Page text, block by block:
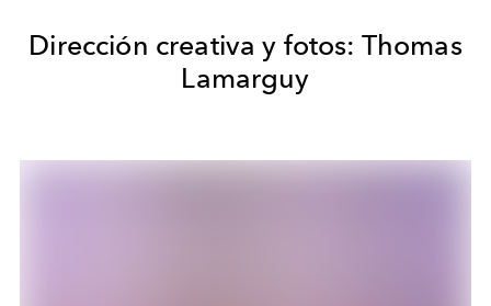
Dirección creativa y fotos: Thomas
Lamarguy